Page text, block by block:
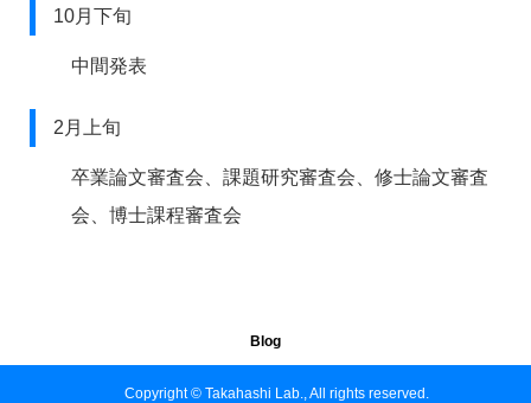
10月下旬
中間発表
2月上旬
卒業論文審査会、課題研究審査会、修士論文審査
会、博士課程審査会
Blog
Copyright © Takahashi Lab., All rights reserved.